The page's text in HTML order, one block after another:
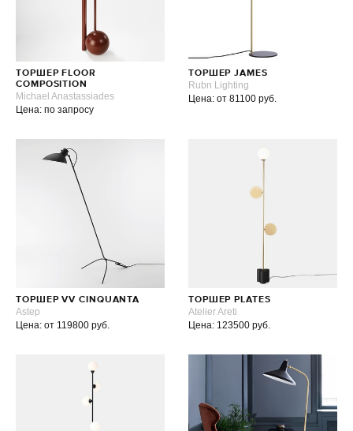
ТОРШЕР FLOOR
COMPOSITION
Michael Anastassiades
Цена: по запросу
ТОРШЕР JAMES
Rubn Lighting
Цена: от 81100 руб.
ТОРШЕР VV CINQUANTA
Astep
Цена: от 119800 руб.
ТОРШЕР PLATES
Atelier Areti
Цена: 123500 руб.